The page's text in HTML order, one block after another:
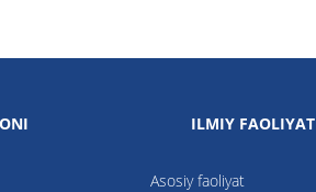
ILMIY FAOLIYAT
Asosiy faoliyat